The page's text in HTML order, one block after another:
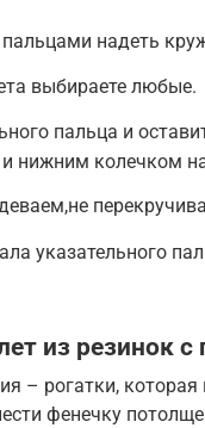
надеть
выбираете любые.
пальца и
нижним колечком
указательного
из резинок
– рогатки, которая
фенечку